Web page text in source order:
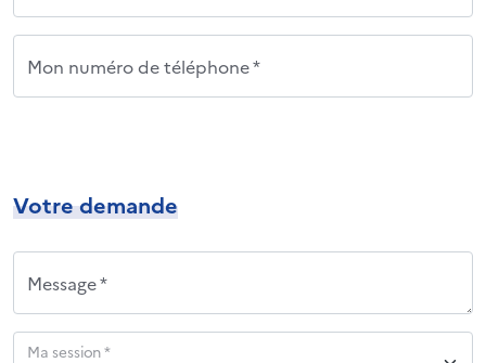
Mon numéro de téléphone *
Votre demande
Message *
Ma session *